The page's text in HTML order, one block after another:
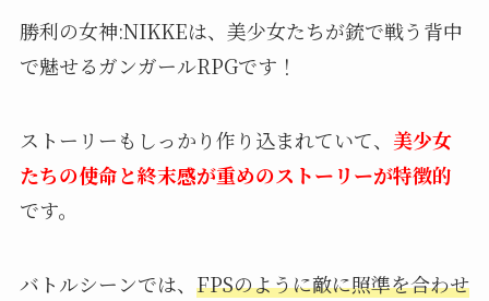
勝利の女神:NIKKEは、美少女たちが銃で戦う背中
で魅せるガンガールRPGです！
ストーリーもしっかり作り込まれていて、 美少女
たちの使命と終末感が重めのストーリーが特徴的
です。
バトルシーンでは、 FPSのように敵に照準を合わせ